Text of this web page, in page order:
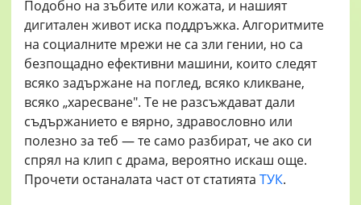
Подобно на зъбите или кожата, и нашият
дигитален живот иска поддръжка. Алгоритмите
на социалните мрежи не са зли гении, но са
безпощадно ефективни машини, които следят
всяко задържане на поглед, всяко кликване,
всяко „харесване". Те не разсъждават дали
съдържанието е вярно, здравословно или
полезно за теб — те само разбират, че ако си
спрял на клип с драма, вероятно искаш още.
Прочети останалата част от статията ТУК.